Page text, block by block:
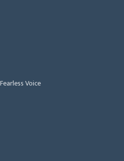
Voice